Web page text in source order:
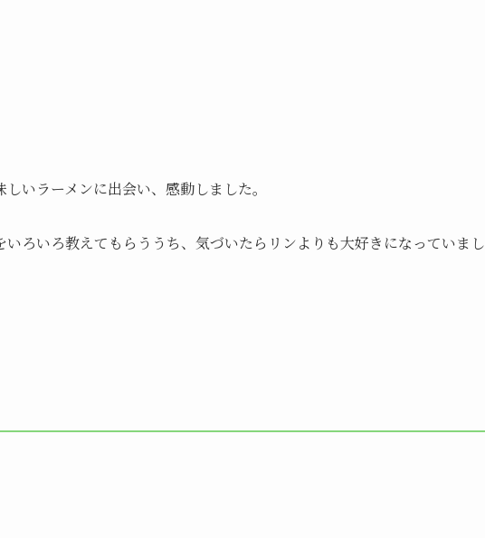
いラーメンに出会い、感動しました。
ろいろ教えてもらううち、気づいたらリンよりも大好きになっていまし